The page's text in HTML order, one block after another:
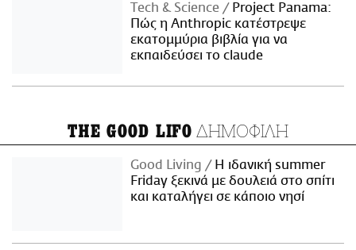
Τech & Science
Project Panama:
Πώς η Anthropic κατέστρεψε
εκατομμύρια βιβλία για να
εκπαιδεύσει το claude
THE GOOD LIFO ΔΗΜΟΦΙΛΗ
Good Living
Η ιδανική summer
Friday ξεκινά με δουλειά στο σπίτι
και καταλήγει σε κάποιο νησί